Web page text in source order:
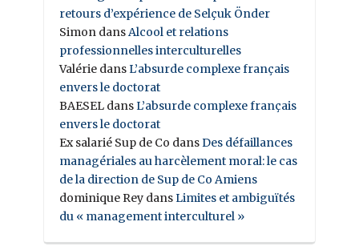
retours d’expérience de Selçuk Önder
Simon dans Alcool et relations
professionnelles interculturelles
Valérie dansL’absurde complexe français
envers le doctorat
BAESEL dansL’absurde complexe français
envers le doctorat
Ex salarié Sup de Co dans Des défaillances
managériales au harcèlement moral: le cas
de la direction de Sup de Co Amiens
dominique Rey dansLimites et ambiguïtés
du « management interculturel »